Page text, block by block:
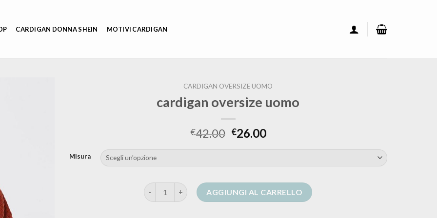
CARDIGAN DONNA SHEIN MOTIVI CARDIGAN
CARDIGAN OVERSIZE UOMO
cardigan oversize uomo
€42.00 €26.00
Misura
cardigan oversize uomo quantitàAGGIUNGI AL CARRELLO